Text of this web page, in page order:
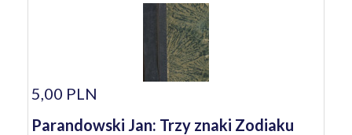
5,00 PLN
Parandowski Jan: Trzy znaki Zodiaku